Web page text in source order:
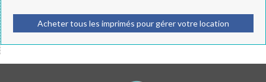
Acheter tous les imprimés pour gérer votre location